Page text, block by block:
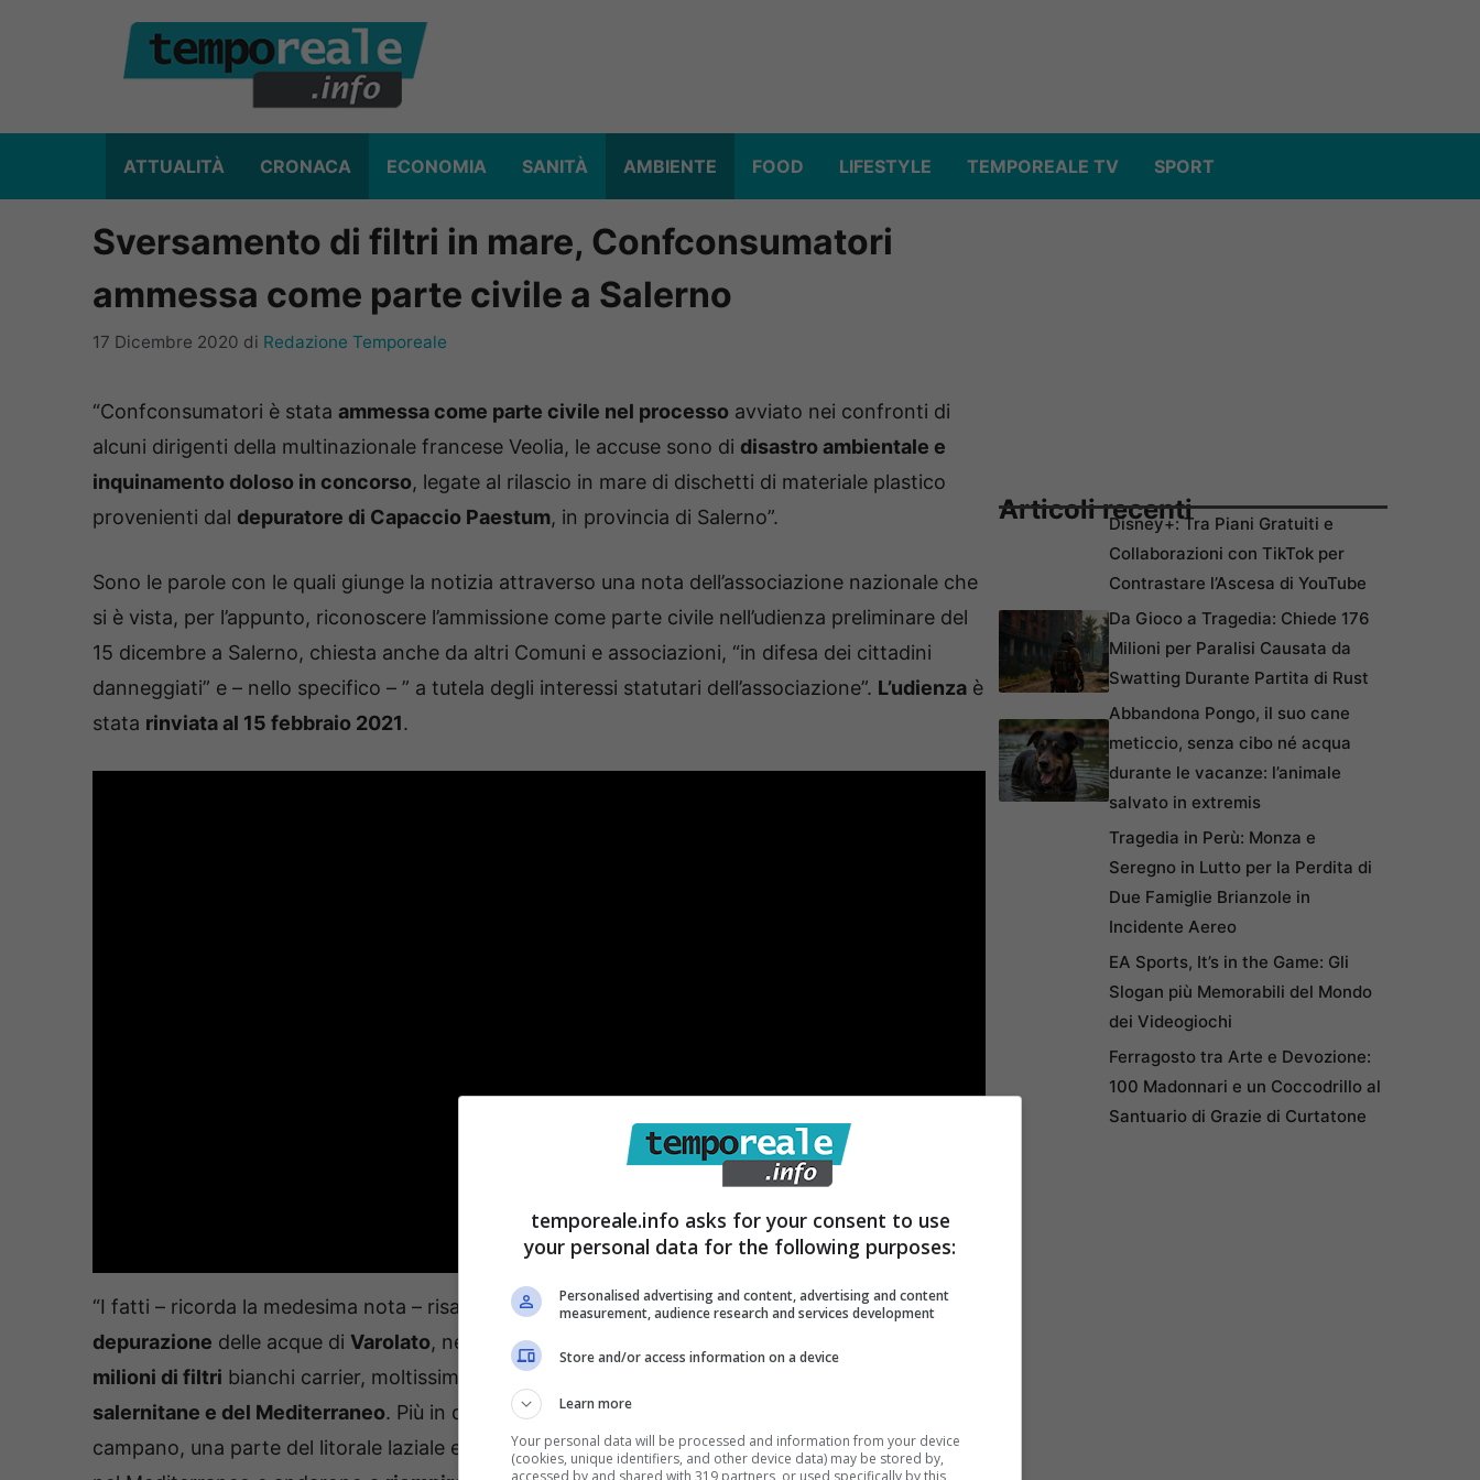
ATTUALITÀ CRONACA ECONOMIA SANITÀ AMBIENTE FOOD LIFESTYLE TEMPOREALE TV SPORT
Sversamento di filtri in mare, Confconsumatori
ammessa come parte civile a Salerno
17 Dicembre 2020 di Redazione Temporeale
“Confconsumatori è stata ammessa come parte civile nel processo avviato nei confronti di
alcuni dirigenti della multinazionale francese Veolia, le accuse sono di disastro ambientale e
inquinamento doloso in concorso, legate al rilascio in mare di dischetti di materiale plastico
provenienti dal depuratore di Capaccio Paestum, in provincia di Salerno”.
Sono le parole con le quali giunge la notizia attraverso una nota dell’associazione nazionale che
si è vista, per l’appunto, riconoscere l’ammissione come parte civile nell’udienza preliminare del
15 dicembre a Salerno, chiesta anche da altri Comuni e associazioni, “in difesa dei cittadini
danneggiati” e – nello specifico – ” a tutela degli interessi statutari dell’associazione”. L’udienza è
stata rinviata al 15 febbraio 2021.
“I fatti – ricorda la medesima nota – risalgono all’inizio di febbraio 2018, quandodall’impianto di
depurazione delle acque di Varolato, nella città di Capaccio Paestum,
milioni di filtri bianchi carrier, moltissimi dei quali
salernitane e del Mediterraneo. Più in dettaglio, dai rifiuti furono interessate le coste del litorale
campano, una parte del litorale laziale e del litorale sud della Toscana. I dischetti si dispersero
Articoli recentiDisney+: Tra Piani Gratuiti e
Collaborazioni con TikTok per
Contrastare l’Ascesa di YouTube
Da Gioco a Tragedia: Chiede 176
Milioni per Paralisi Causata da
Swatting Durante Partita di Rust
Abbandona Pongo, il suo cane
meticcio, senza cibo né acqua
durante le vacanze: l’animale
salvato in extremis
Tragedia in Perù: Monza e
Seregno in Lutto per la Perdita di
Due Famiglie Brianzole in
Incidente Aereo
EA Sports, It’s in the Game: Gli
Slogan più Memorabili del Mondo
dei Videogiochi
Ferragosto tra Arte e Devozione:
100 Madonnari e un Coccodrillo al
Santuario di Grazie di Curtatone
temporeale.info asks for your consent to use
your personal data for the following purposes:
Personalised advertising and content, advertising and content
measurement, audience research and services development
Store and/or access information on a device
Learn more
Your personal data will be processed and information from your device
(cookies, unique identifiers, and other device data) may be stored by,
accessed by and shared with 319 partners, or used specifically by this